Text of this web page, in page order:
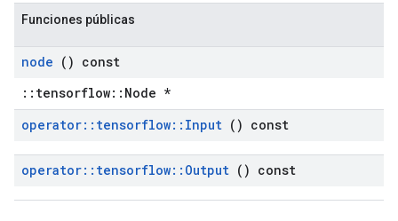
Funciones públicas
node () const
::tensorflow::Node *
operator:: tensorflow:: Input () const
operator:: tensorflow:: Output () const